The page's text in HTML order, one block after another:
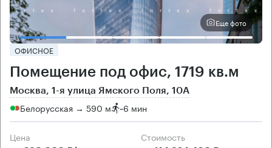
Еще фото
ОФИСНОЕ
Помещение под офис, 1719 кв.м
Москва, 1-я улица Ямского Поля, 10А
Белорусская → 590 м ~6 мин
Цена Cтоимость